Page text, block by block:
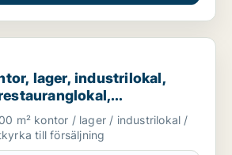
lager, industrilokal, butik, klinik,
lager, industrilokal,
bostadsfastighet, hotell
salu i Botkyrka
m² kontor / lager / industrilokal /
till försäljning